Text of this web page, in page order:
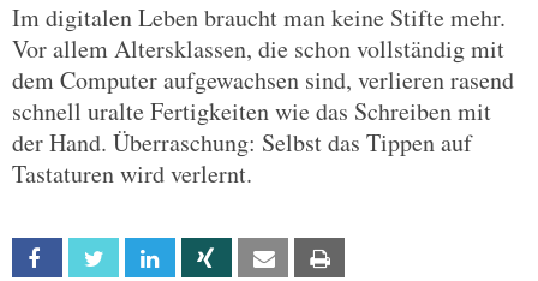
Im digitalen Leben braucht man keine Stifte mehr.
Vor allem Altersklassen, die schon vollständig mit
dem Computer aufgewachsen sind, verlieren rasend
schnell uralte Fertigkeiten wie das Schreiben mit
der Hand. Überraschung: Selbst das Tippen auf
Tastaturen wird verlernt.
Facebook Twitter Linkedin Xing Email